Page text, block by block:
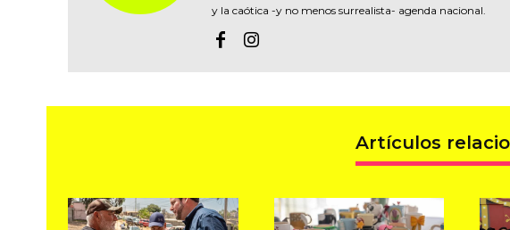
y la caótica -y no menos surrealista- agenda nacional.
Artículos